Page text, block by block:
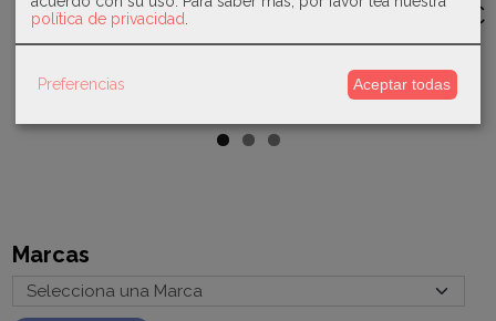
Marcas
19,50 €
39,00 € 39,60 €
cuchara...
9,00 €
23,00 €
política de privacidad
Preferencias Aceptar todas